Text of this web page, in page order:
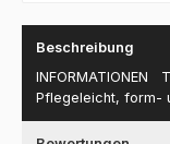
Beschreibung
INFORMATIONEN
Pflegeleicht, form-